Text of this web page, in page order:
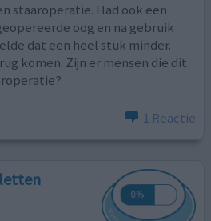
staaroperatie. Had ook een
oog en na gebruik
dat een heel stuk minder.
komen. Zijn er mensen die dit
1 Reactie